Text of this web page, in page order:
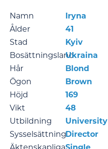
Namn
Iryna
Ålder
41
Stad
Kyiv
BosättningslandUkraina
Hår
Blond
Ögon
Brown
Höjd
169
Vikt
48
Utbildning
University
SysselsättningDirector